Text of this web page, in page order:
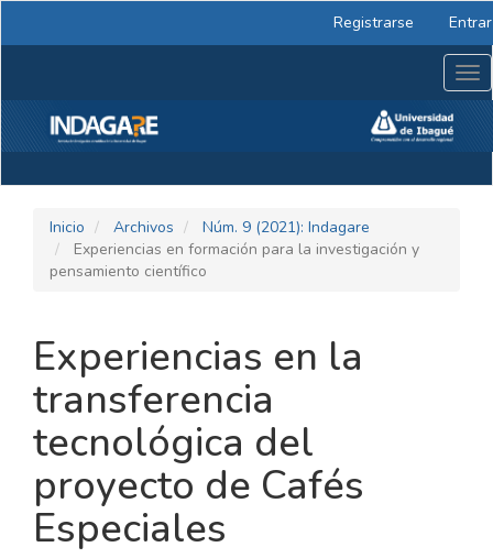
lateral
Registrarse Entrar
Inicio Archivos
Núm. 9 (2021): Indagare
Experiencias en formación para la investigación y
pensamiento científico
Experiencias en la
transferencia
tecnológica del
proyecto de Cafés
Especiales